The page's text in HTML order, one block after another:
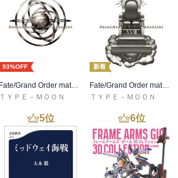
93%OFF
Fate/Grand Order material I
ＴＹＰＥ－ＭＯＯＮ
新着
Fate/Grand Order material XVIII
ＴＹＰＥ－ＭＯＯＮ
5位 6位